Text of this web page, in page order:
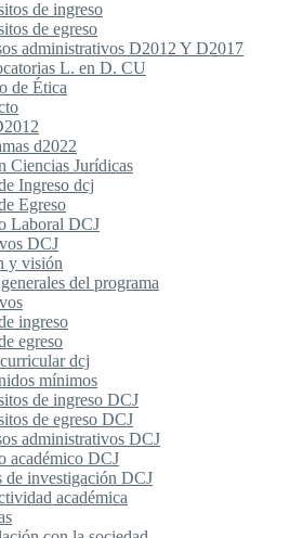
de ingreso
de egreso
administrativos D2012 Y D2017
L. en D. CU
de Ética
d2022
Ciencias Jurídicas
Ingreso dcj
Egreso
Laboral DCJ
DCJ
y visión
del programa
ingreso
egreso
dcj
mínimos
de ingreso DCJ
de egreso DCJ
administrativos DCJ
académico DCJ
de investigación DCJ
académica